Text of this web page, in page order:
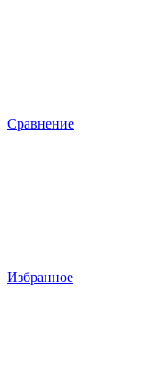
Сравнение
Избранное